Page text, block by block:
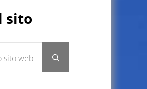
sito
Submit search